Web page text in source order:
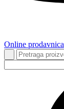
Online prodavnica